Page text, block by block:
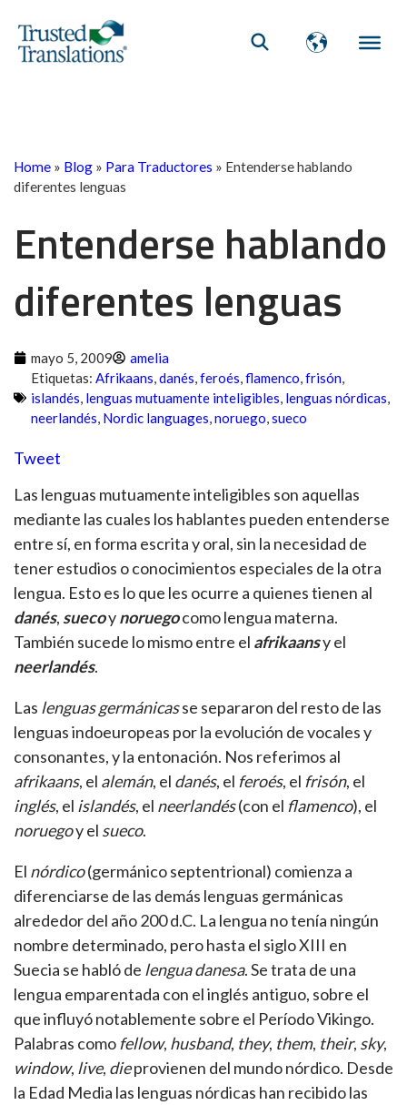
Home » Blog » Para Traductores » Entenderse hablando
diferentes lenguas
Entenderse hablando
diferentes lenguas
mayo 5, 2009
amelia
Etiquetas: Afrikaans,danés,feroés,flamenco,frisón,
islandés, lenguas mutuamente inteligibles, lenguas nórdicas,
neerlandés, Nordic languages,noruego,sueco
Tweet
Las lenguas mutuamente inteligibles son aquellas
mediante las cuales los hablantes pueden entenderse
entre sí, en forma escrita y oral, sin la necesidad de
tener estudios o conocimientos especiales de la otra
lengua. Esto es lo que les ocurre a quienes tienen al
danés, suecoynoruegocomo lengua materna.
También sucede lo mismo entre el afrikaansy el
neerlandés.
Las lenguas germánicasse separaron del resto de las
lenguas indoeuropeas por la evolución de vocales y
consonantes, y la entonación. Nos referimos al
afrikaans, el alemán, el danés, el feroés, el frisón, el
inglés, el islandés, el neerlandés(con el flamenco), el
noruegoy el sueco.
El nórdico(germánico septentrional) comienza a
diferenciarse de las demás lenguas germánicas
alrededor del año 200 d.C. La lengua no tenía ningún
nombre determinado, pero hasta el siglo XIII en
Suecia se habló de lengua danesa. Se trata de una
lengua emparentada con el inglés antiguo, sobre el
que influyó notablemente sobre el Período Vikingo.
Palabras como fellow, husband, they, them, their, sky,
window, live, dieprovienen del mundo nórdico. Desde
la Edad Media las lenguas nórdicas han recibido las